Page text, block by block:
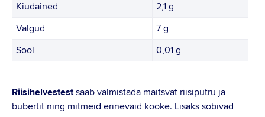
Kiudained
2,1 g
Valgud
7 g
Sool
0,01 g
Riisihelvestestsaab valmistada maitsvat riisiputru ja
bubertit ning mitmeid erinevaid kooke. Lisaks sobivad